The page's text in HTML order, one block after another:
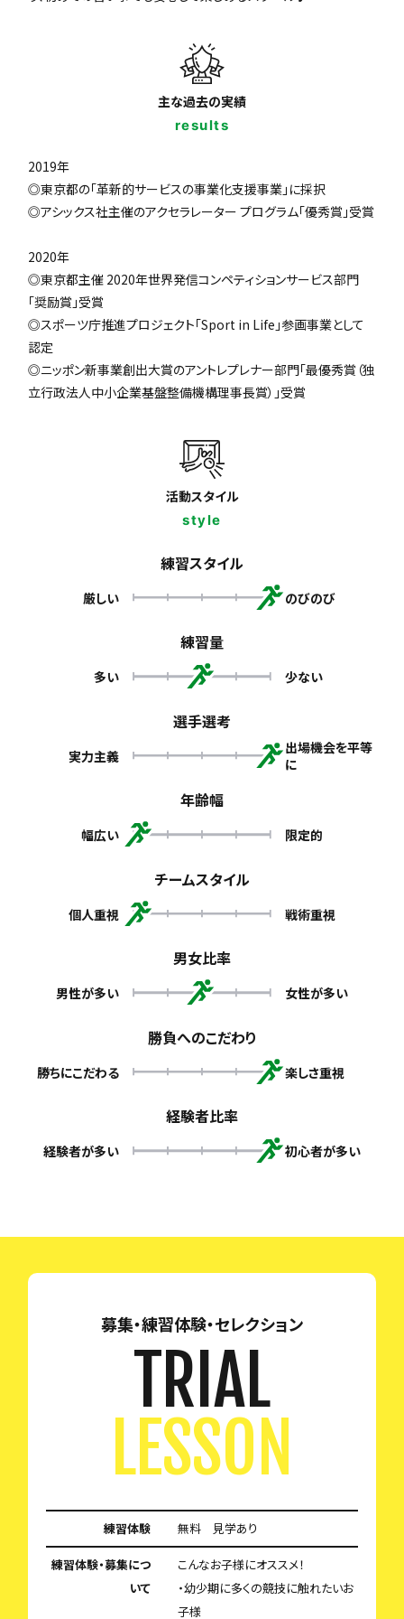
主な過去の実績
results
2019年
◎東京都の「革新的サービスの事業化支援事業」に採択
◎アシックス社主催のアクセラレーター プログラム「優秀賞」受賞
2020年
◎東京都主催 2020年世界発信コンペティションサービス部門
「奨励賞」受賞
◎スポーツ庁推進プロジェクト「Sport in Life」参画事業として
認定
◎ニッポン新事業創出大賞のアントレプレナー部門「最優秀賞（独
立行政法人中小企業基盤整備機構理事長賞）」受賞
活動スタイル
style
練習スタイル
厳しい のびのび
練習量
多い 少ない
選手選考
実力主義
出場機会を平等
に
年齢幅
幅広い 限定的
チームスタイル
個人重視 戦術重視
男女比率
男性が多い 女性が多い
勝負へのこだわり
勝ちにこだわる 楽しさ重視
経験者比率
経験者が多い 初心者が多い
募集・練習体験・セレクション
TRIAL
LESSON
練習体験 無料 見学あり
練習体験・募集につ
いて
こんなお子様にオススメ！
・幼少期に多くの競技に触れたいお
子様